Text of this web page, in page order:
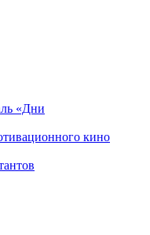
«Дни
кино